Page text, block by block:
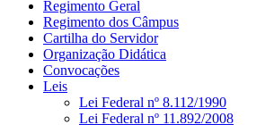
Regimento Geral
Regimento dos Câmpus
Cartilha do Servidor
Organização Didática
Convocações
Leis
Lei Federal nº 8.112/1990
Lei Federal nº 11.892/2008